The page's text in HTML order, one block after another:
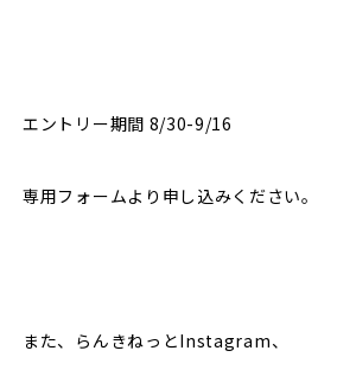
エントリー期間 8/30-9/16
専用フォームより申し込みください。
また、らんきねっとInstagram、